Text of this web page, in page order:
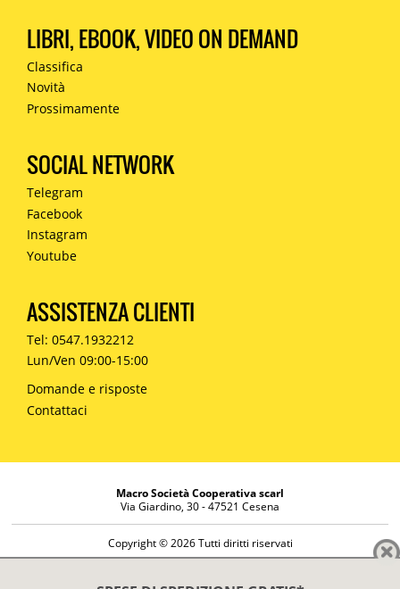
LIBRI, EBOOK, VIDEO ON DEMAND
Classifica
Novità
Prossimamente
SOCIAL NETWORK
Telegram
Facebook
Instagram
Youtube
ASSISTENZA CLIENTI
Tel: 0547.1932212
Lun/Ven 09:00-15:00
Domande e risposte
Contattaci
Macro Società Cooperativa scarl
Via Giardino, 30 - 47521 Cesena
Copyright © 2026 Tutti diritti riservati
Diritto di reso